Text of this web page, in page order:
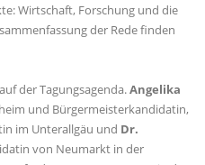
Wirtschaft, Forschung und die
der Rede finden
der Tagungsagenda.Angelika
und Bürgermeisterkandidatin,
im Unterallgäu und Dr.
von Neumarkt in der